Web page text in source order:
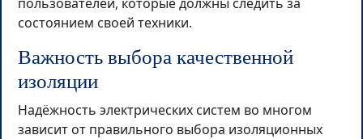
состоянием своей техники.
Важность выбора качественной
изоляции
Надёжность электрических систем во многом
зависит от правильного выбора изоляционных